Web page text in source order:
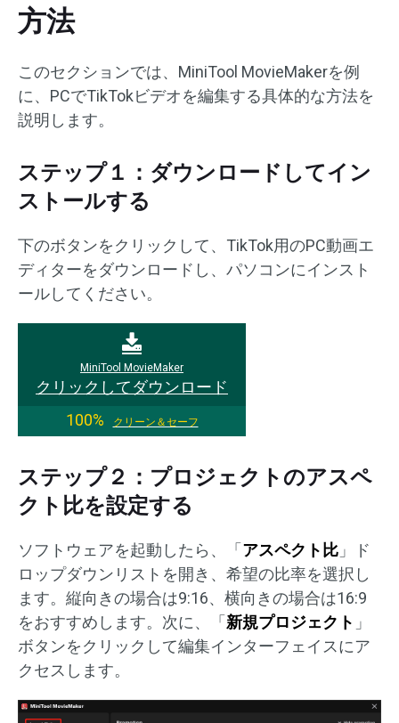
方法
このセクションでは、MiniTool MovieMakerを例
に、PCでTikTokビデオを編集する具体的な方法を
説明します。
ステップ１：ダウンロードしてイン
ストールする
下のボタンをクリックして、TikTok用のPC動画エ
ディターをダウンロードし、パソコンにインスト
ールしてください。
MiniTool MovieMaker
クリックしてダウンロード
100%
クリーン＆セーフ
ステップ２：プロジェクトのアスペ
クト比を設定する
ソフトウェアを起動したら、「アスペクト比 」ド
ロップダウンリストを開き、希望の比率を選択し
ます。縦向きの場合は9:16、横向きの場合は16:9
をおすすめします。次に、「新規プロジェクト 」
ボタンをクリックして編集インターフェイスにア
クセスします。